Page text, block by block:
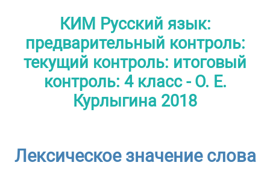
КИМ Русский язык:
предварительный контроль:
текущий контроль: итоговый
контроль: 4 класс - О. Е.
Курлыгина 2018
Лексическое значение слова